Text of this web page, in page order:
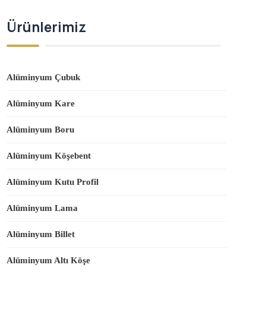
Ürünlerimiz
Alüminyum Çubuk
Alüminyum Kare
Alüminyum Boru
Alüminyum Köşebent
Alüminyum Kutu Profil
Alüminyum Lama
Alüminyum Billet
Alüminyum Altı Köşe